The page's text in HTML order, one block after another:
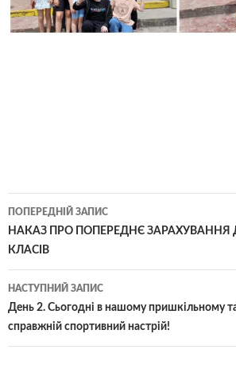
ПОПЕРЕДНІЙ ЗАПИС
НАКАЗ ПРО ПОПЕРЕДНЄ ЗАРАХУВАННЯ
КЛАСІВ
НАСТУПНИЙ ЗАПИС
День 2. Сьогодні в нашому пришкільному
справжній спортивний настрій!